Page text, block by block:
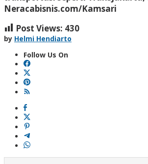
Neracabisnis.com/Kamsari
Post Views: 430
by Helmi Hendiarto
Follow Us On